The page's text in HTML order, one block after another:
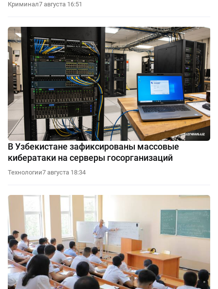
Криминал7 августа 16:51
В Узбекистане зафиксированы массовые
кибератаки на серверы госорганизаций
Технологии7 августа 18:34